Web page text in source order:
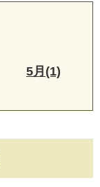
5月(1)